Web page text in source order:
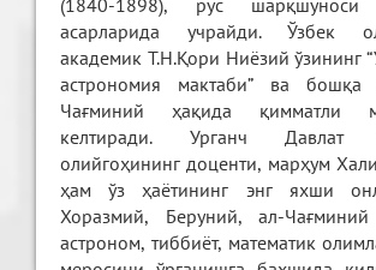
(1840-1898), рус шарқшуноси
асарларида учрайди. Ўзбек
академик Т.Н.Қори Ниёзий ўзининг
астрономия мактаби” ва бошқа
Чағминий ҳақида қимматли
келтиради. Урганч Давлат
олийгоҳининг доценти, марҳум
ҳам ўз ҳаётининг энг яхши
Хоразмий, Беруний, ал-
астроном, тиббиёт, математик